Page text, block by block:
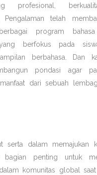
profesional,
Pengalaman telah
program
berfokus pada
berbahasa. Dan
pondasi agar
dari sebuah
serta dalam memajukan
bagian penting untuk
komunitas global